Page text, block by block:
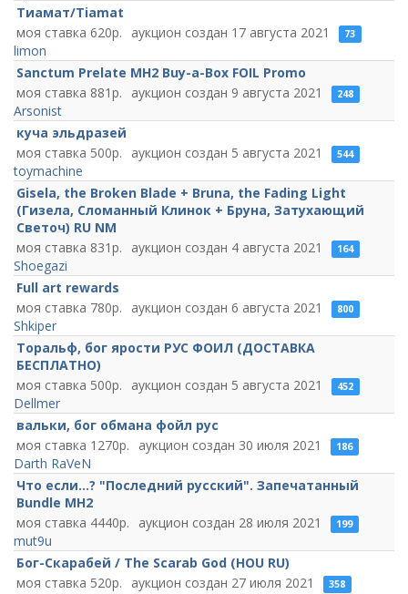
Тиамат/Tiamat
620
17 августа 2021 73
limon
Sanctum Prelate MH2 Buy-a-Box FOIL Promo
881
9 августа 2021 248
Arsonist
куча эльдразей
500
5 августа 2021 544
toymachine
Gisela, the Broken Blade + Bruna, the Fading Light
(Гизела, Сломанный Клинок + Бруна, Затухающий
Светоч) RU NM
831
4 августа 2021 164
Shoegazi
Full art rewards
780
6 августа 2021 800
Shkiper
Торальф, бог ярости РУС ФОИЛ (ДОСТАВКА
БЕСПЛАТНО)
500
5 августа 2021 452
Dellmer
вальки, бог обмана фойл рус
1270
30 июля 2021 186
Darth RaVeN
Что если...? "Последний русский". Запечатанный
Bundle MH2
4440
28 июля 2021 199
mut9u
Бог-Скарабей / The Scarab God (HOU RU)
520
27 июля 2021 358